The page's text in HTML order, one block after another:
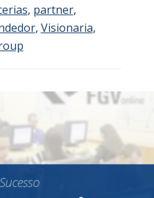
, partner,
, Visionaria,